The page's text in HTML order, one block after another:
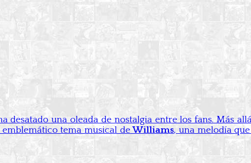
desatado una oleada de nostalgia entre los fans. Más
tema musical deWilliams, una melodía